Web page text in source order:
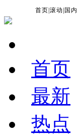
首页 |滚动 国内
首页
最新
热点